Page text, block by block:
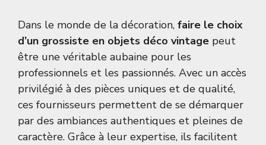
Dans le monde de la décoration, faire le choix
d’un grossiste en objets déco vintage peut
être une véritable aubaine pour les
professionnels et les passionnés. Avec un accès
privilégié à des pièces uniques et de qualité,
ces fournisseurs permettent de se démarquer
par des ambiances authentiques et pleines de
caractère. Grâce à leur expertise, ils facilitent